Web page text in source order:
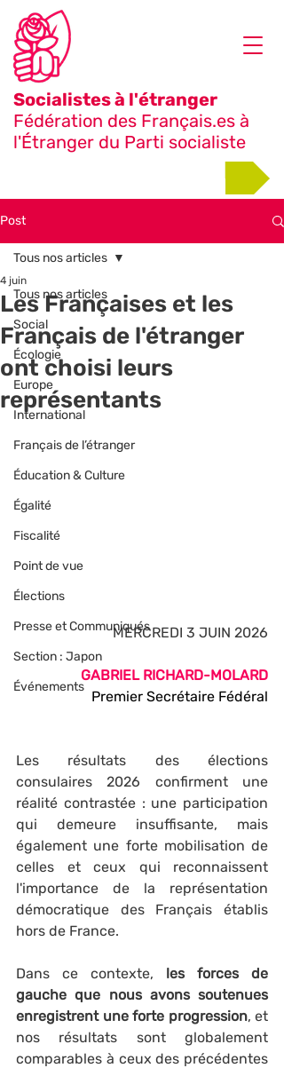
Socialistes à l'étranger
Fédération des Français.es à
l'Étranger du Parti socialiste
Post
Tous nos articles
Social
Écologie
Europe
International
Français de l’étranger
Éducation & Culture
Égalité
Fiscalité
Point de vue
Élections
Presse et Communiqués
Section : Japon
Événements
Tous nos articles
Les Françaises et les
Français de l'étranger
ont choisi leurs
représentants
4 juin
MERCREDI 3 JUIN 2026
GABRIEL RICHARD-MOLARD
Premier Secrétaire Fédéral
Les résultats des élections
consulaires 2026 confirment une
réalité contrastée : une participation
qui demeure insuffisante, mais
également une forte mobilisation de
celles et ceux qui reconnaissent
l'importance de la représentation
démocratique des Français établis
hors de France.
Dans ce contexte, les forces de
gauche que nous avons soutenues
enregistrent une forte progression, et
nos résultats sont globalement
comparables à ceux des précédentes